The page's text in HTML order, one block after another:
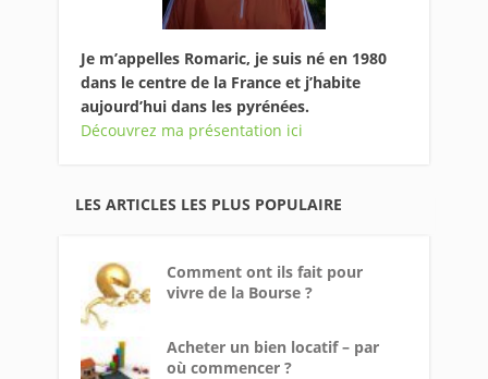
Je m’appelles Romaric, je suis né en 1980
dans le centre de la France et j’habite
aujourd’hui dans les pyrénées.
Découvrez ma présentation ici
LES ARTICLES LES PLUS POPULAIRE
Comment ont ils fait pour
vivre de la Bourse ?
Acheter un bien locatif – par
où commencer ?